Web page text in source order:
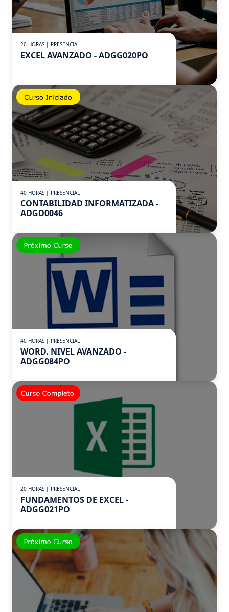
20 HORAS | PRESENCIAL
EXCEL AVANZADO - ADGG020PO
40 HORAS | PRESENCIAL
CONTABILIDAD INFORMATIZADA -
ADGD0046
40 HORAS | PRESENCIAL
WORD. NIVEL AVANZADO -
ADGG084PO
20 HORAS | PRESENCIAL
FUNDAMENTOS DE EXCEL -
ADGG021PO